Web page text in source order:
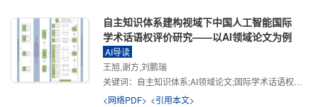
自主知识体系建构视域下中国人工智能国际
学术话语权评价研究——以AI领域论文为例
AI导读
王旭,谢方,刘鹏瑞
关键词： 自主知识体系;AI领域论文;国际学术话语权评价;学术影响力;学术感知力;学术传播力;学术引领力
<网络PDF> <引用本文>